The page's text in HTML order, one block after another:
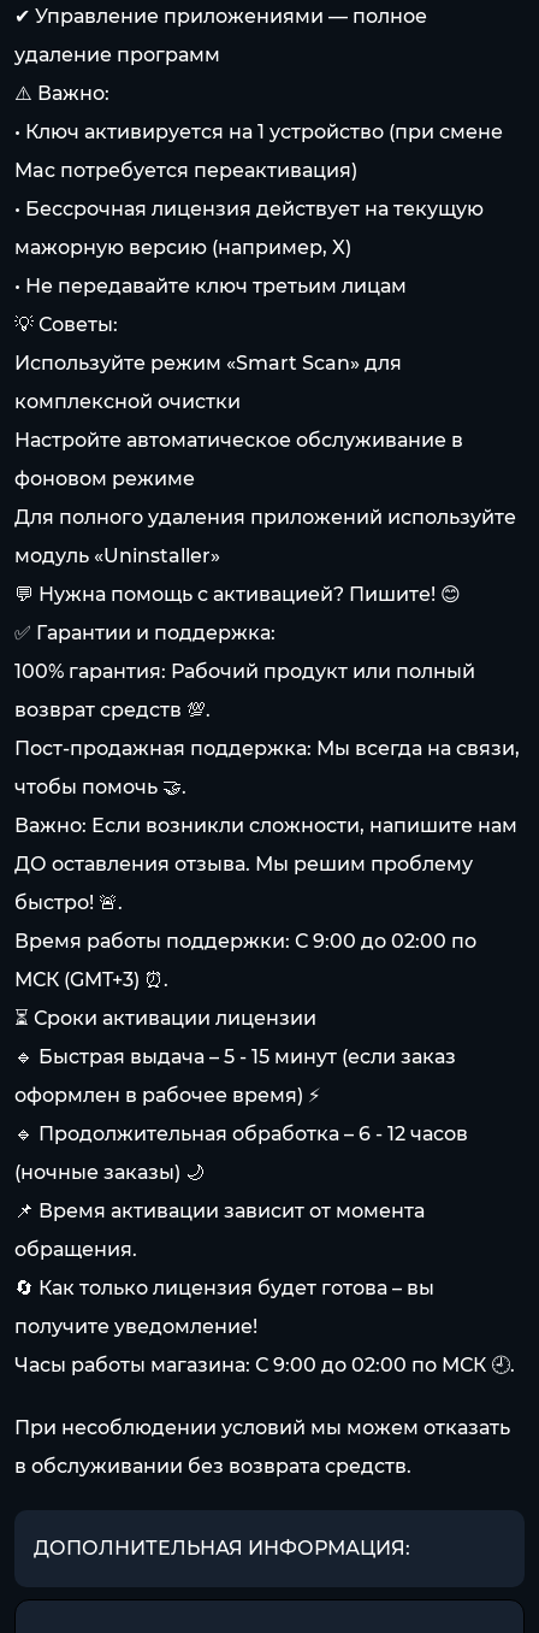
✔ Управление приложениями — полное
удаление программ
⚠️ Важно:
• Ключ активируется на 1 устройство (при смене
Mac потребуется переактивация)
• Бессрочная лицензия действует на текущую
мажорную версию (например, X)
• Не передавайте ключ третьим лицам
💡 Советы:
Используйте режим «Smart Scan» для
комплексной очистки
Настройте автоматическое обслуживание в
фоновом режиме
Для полного удаления приложений используйте
модуль «Uninstaller»
💬 Нужна помощь с активацией? Пишите! 😊
✅ Гарантии и поддержка:
100% гарантия: Рабочий продукт или полный
возврат средств 💯.
Пост-продажная поддержка: Мы всегда на связи,
чтобы помочь 🤝.
Важно: Если возникли сложности, напишите нам
ДО оставления отзыва. Мы решим проблему
быстро! 🚨.
Время работы поддержки: С 9:00 до 02:00 по
МСК (GMT+3) ⏰.
⏳ Сроки активации лицензии
🔹 Быстрая выдача – 5 - 15 минут (если заказ
оформлен в рабочее время) ⚡
🔹 Продолжительная обработка – 6 - 12 часов
(ночные заказы) 🌙
📌 Время активации зависит от момента
обращения.
🔄 Как только лицензия будет готова – вы
получите уведомление!
Часы работы магазина: С 9:00 до 02:00 по МСК 🕘.
При несоблюдении условий мы можем отказать
в обслуживании без возврата средств.
ДОПОЛНИТЕЛЬНАЯ ИНФОРМАЦИЯ: